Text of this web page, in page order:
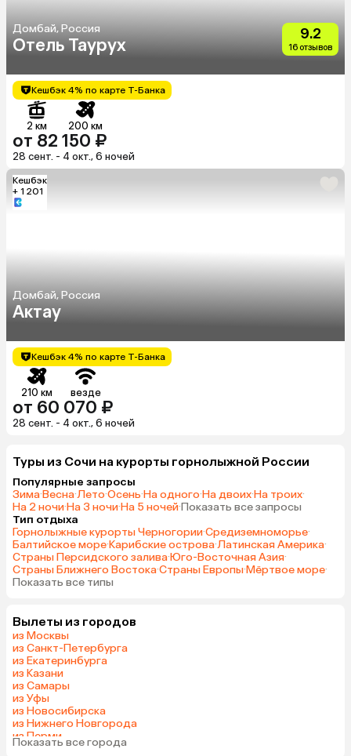
Домбай, Россия
Отель Таурух
9.2
16 отзывов
Кешбэк 4% по карте Т-Банка
2 км 200 км
от 82 150 ₽
28 сент. - 4 окт., 6 ночей
Кешбэк
+ 1 201
Домбай, Россия
Актау
Кешбэк 4% по карте Т-Банка
210 км везде
от 60 070 ₽
28 сент. - 4 окт., 6 ночей
Туры из Сочи на курорты горнолыжной России
Популярные запросы
Зима·Весна·Лето·Осень·На одного·На двоих·На троих·
На 2 ночи·На 3 ночи·На 5 ночей·Показать все запросы
Тип отдыха
Горнолыжные курорты Черногории·Средиземноморье·
Балтийское море·Карибские острова·Латинская Америка·
Страны Персидского залива·Юго-Восточная Азия·
Страны Ближнего Востока·Страны Европы·Мёртвое море·
Показать все типы
Вылеты из городов
из Москвы
из Санкт-Петербурга
из Екатеринбурга
из Казани
из Самары
из Уфы
из Новосибирска
из Нижнего Новгорода
из Перми
из Челябинска
Показать все города